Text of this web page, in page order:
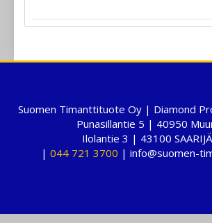
Suomen Timanttituote Oy | Diamond
Punasillantie 5 | 40950
Ilolantie 3 | 43100
| 044 721 3700 | info@suomen-